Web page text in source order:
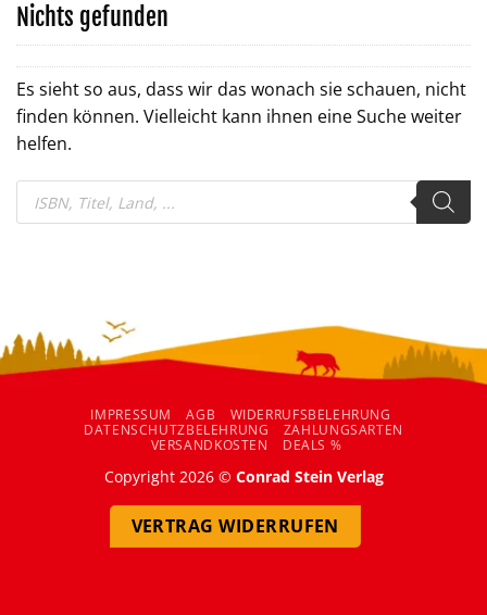
Nichts gefunden
Es sieht so aus, dass wir das wonach sie schauen, nicht
finden können. Vielleicht kann ihnen eine Suche weiter
helfen.
Products
search
IMPRESSUM AGB
WIDERRUFSBELEHRUNG
DATENSCHUTZBELEHRUNG
ZAHLUNGSARTEN
VERSANDKOSTEN
DEALS %
Copyright 2026 © Conrad Stein Verlag
VERTRAG WIDERRUFEN